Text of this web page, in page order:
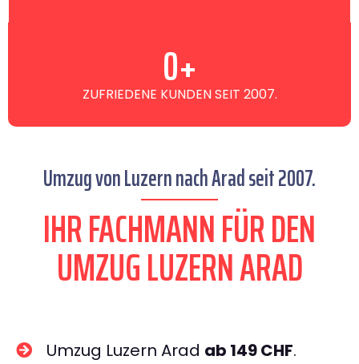
ZUFRIEDENE KUNDEN SEIT 2007.
0+
Umzug von Luzern nach Arad seit 2007.
IHR FACHMANN FÜR DEN
UMZUG LUZERN ARAD
Umzug Luzern Arad ab 149 CHF.